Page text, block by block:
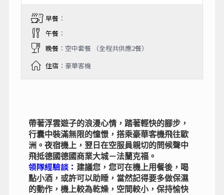
早餐：
午餐：
晚餐：空中套餐 （全程共供應2餐）
住宿 ：豪華客機
帶著浮雲遊子的浪漫心情，踏著輕快的腳步，
行囊中裝滿無限的憧憬，搭乘豪華客機飛往歐
洲。夜宿機上，翌日在空服員親切的問候聲中
飛抵德國德國商業大城－法蘭克福。
領隊經驗談： 建議您，您可在機上用餐後，喝
點小酒，或許可以助睡，當然記得要多做保濕
的動作，機上較為乾燥，空間較小，保持愉快